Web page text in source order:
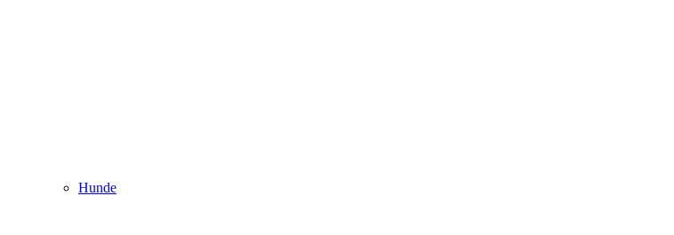
Hunde